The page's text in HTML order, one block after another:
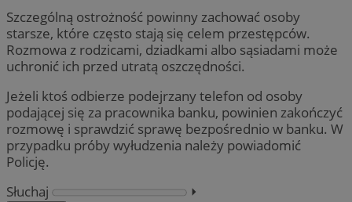
Szczególną ostrożność powinny zachować osoby
starsze, które często stają się celem przestępców.
Rozmowa z rodzicami, dziadkami albo sąsiadami może
uchronić ich przed utratą oszczędności.
Jeżeli ktoś odbierze podejrzany telefon od osoby
podającej się za pracownika banku, powinien zakończyć
rozmowę i sprawdzić sprawę bezpośrednio w banku. W
przypadku próby wyłudzenia należy powiadomić
Policję.
Słuchaj
⏵︎